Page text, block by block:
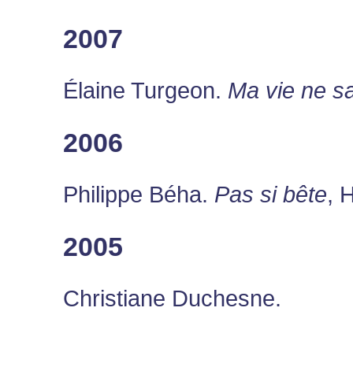
2007
Élaine Turgeon. Ma vie ne
2006
Philippe Béha. Pas si bête,
2005
Christiane Duchesne.